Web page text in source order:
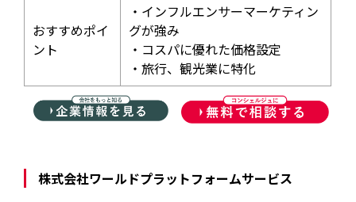
おすすめポイ
ント
・インフルエンサーマーケティン
グが強み
・コスパに優れた価格設定
・旅行、観光業に特化
株式会社ワールドプラットフォームサービス